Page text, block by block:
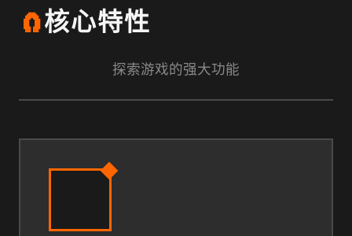
🧲核心特性
探索游戏的强大功能